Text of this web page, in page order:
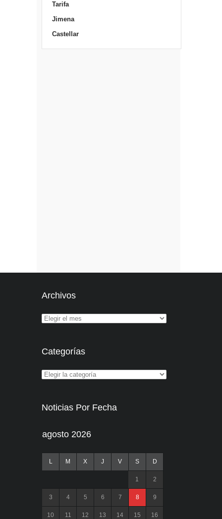
Tarifa
Jimena
Castellar
Archivos
Categorías
Noticias Por Fecha
agosto 2026
L M X J V S D
1 2
3 4 5 6 7 8 9
10 11 12 13 14 15 16